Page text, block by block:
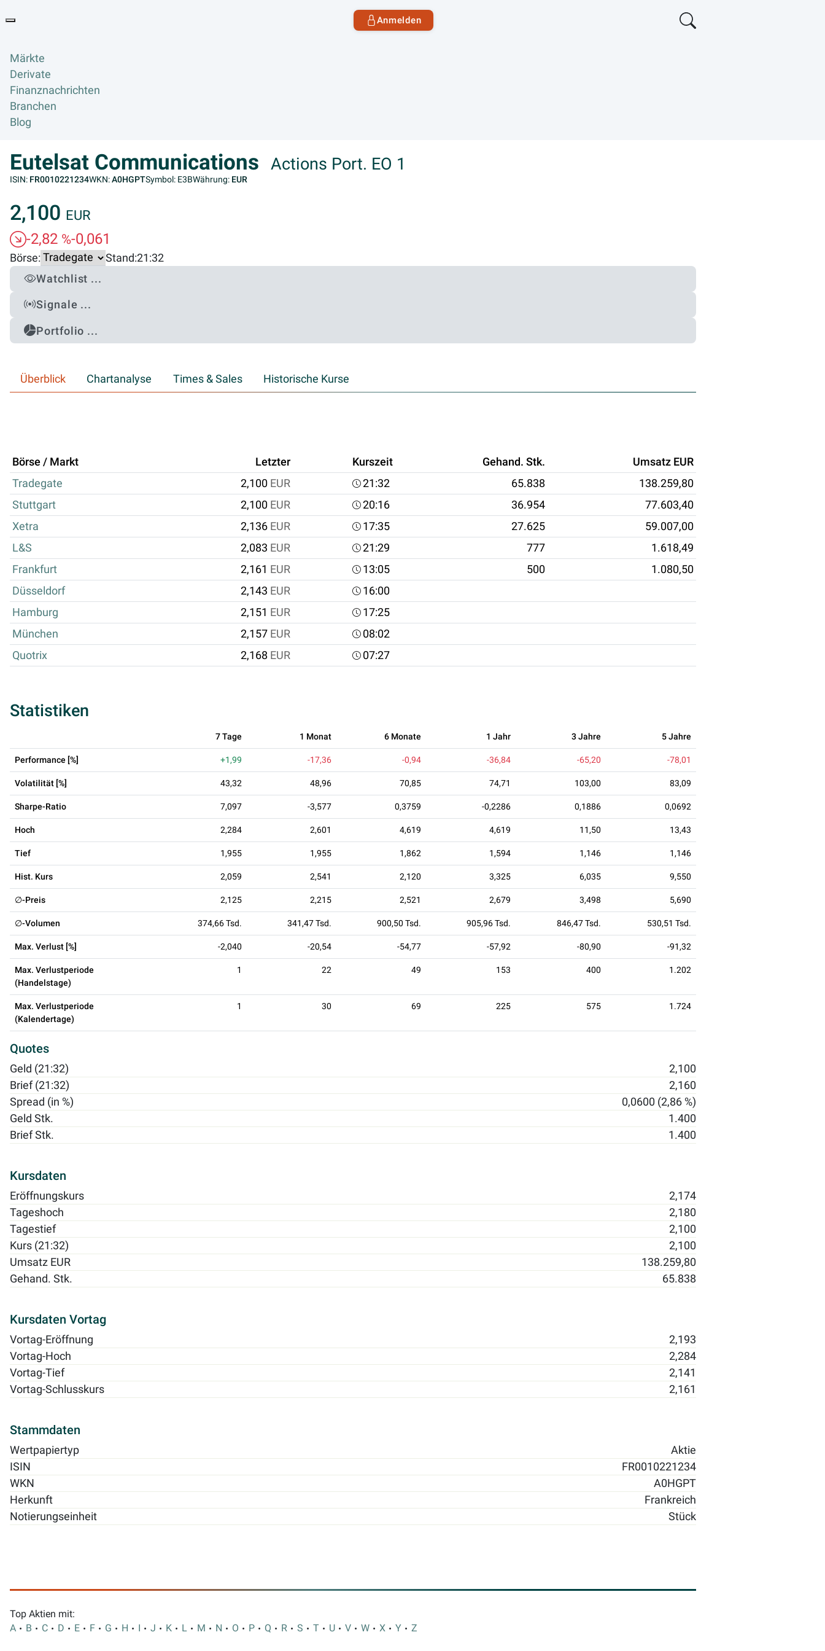
Anmelden
Märkte
Derivate
Finanznachrichten
Branchen
Blog
Eutelsat Communications Actions Port. EO 1
ISIN: FR0010221234WKN:A0HGPTSymbol: E3BWährung: EUR
2,100 EUR
-2,82 %-0,061
Börse: Stand:21:32
Watchlist ...
Signale ...
Portfolio ...
Überblick Chartanalyse Times & Sales Historische Kurse
Börse / Markt Letzter Kurszeit Gehand. Stk.
Umsatz EUR
Tradegate
2,100 EUR 21:32 65.838
138.259,80
Stuttgart
2,100 EUR 20:16 36.954
77.603,40
Xetra
2,136 EUR 17:35 27.625
59.007,00
L&S
2,083 EUR 21:29 777
1.618,49
Frankfurt
2,161 EUR 13:05 500
1.080,50
Düsseldorf
2,143 EUR
16:00
Hamburg
2,151 EUR
17:25
München
2,157 EUR
08:02
Quotrix
2,168 EUR 07:27
Statistiken
7 Tage 1 Monat 6 Monate 1 Jahr 3 Jahre 5 Jahre
Performance [%] +1,99 -17,36 -0,94 -36,84 -65,20 -78,01
Volatilität [%] 43,32 48,96 70,85 74,71 103,00 83,09
Sharpe-Ratio 7,097 -3,577 0,3759 -0,2286 0,1886 0,0692
Hoch 2,284 2,601 4,619 4,619 11,50 13,43
Tief 1,955 1,955 1,862 1,594 1,146 1,146
Hist. Kurs 2,059 2,541 2,120 3,325 6,035 9,550
∅-Preis 2,125 2,215 2,521 2,679 3,498 5,690
∅-Volumen 374,66 Tsd. 341,47 Tsd. 900,50 Tsd. 905,96 Tsd. 846,47 Tsd. 530,51 Tsd.
Max. Verlust [%] -2,040 -20,54 -54,77 -57,92 -80,90 -91,32
Max. Verlustperiode
(Handelstage)
1 22 49 153 400 1.202
Max. Verlustperiode
(Kalendertage)
1 30 69 225 575 1.724
Quotes
Geld (21:32)
2,100
Brief (21:32)
2,160
Spread (in %)
0,0600 (2,86 %)
Geld Stk.
1.400
Brief Stk.
1.400
Kursdaten
Eröffnungskurs
2,174
Tageshoch
2,180
Tagestief
2,100
Kurs (21:32)
2,100
Umsatz EUR
138.259,80
Gehand. Stk.
65.838
Kursdaten Vortag
Vortag-Eröffnung
2,193
Vortag-Hoch
2,284
Vortag-Tief
2,141
Vortag-Schlusskurs
2,161
Stammdaten
Wertpapiertyp
Aktie
ISIN
FR0010221234
WKN
A0HGPT
Herkunft
Frankreich
Notierungseinheit
Stück
Top Aktien mit:
A
B C D E F G H I J K L M N O P Q R S T U V W X Y Z